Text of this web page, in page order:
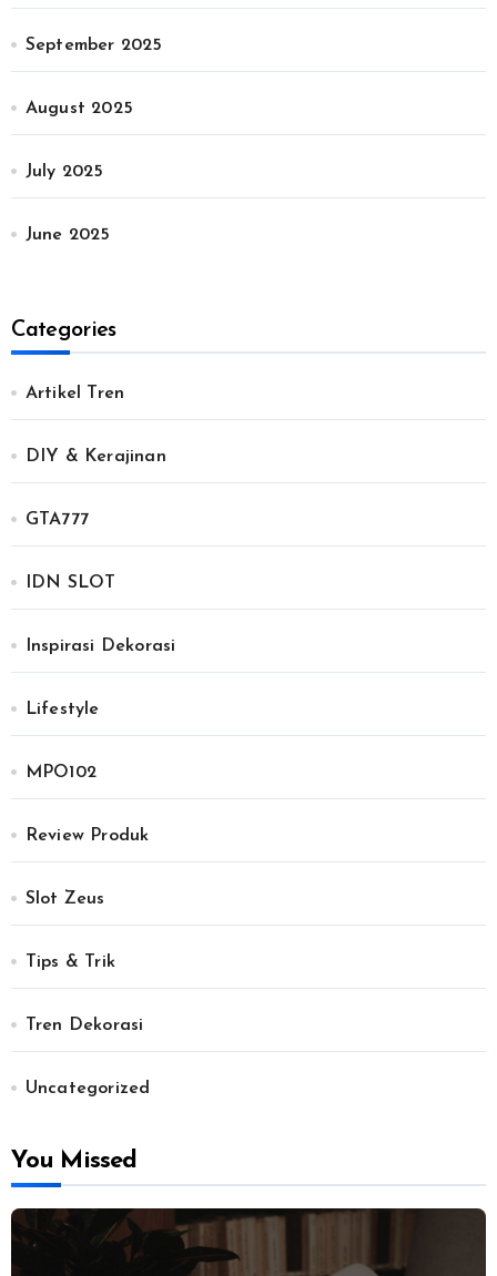
September 2025
August 2025
July 2025
June 2025
Categories
Artikel Tren
DIY & Kerajinan
GTA777
IDN SLOT
Inspirasi Dekorasi
Lifestyle
MPO102
Review Produk
Slot Zeus
Tips & Trik
Tren Dekorasi
Uncategorized
You Missed